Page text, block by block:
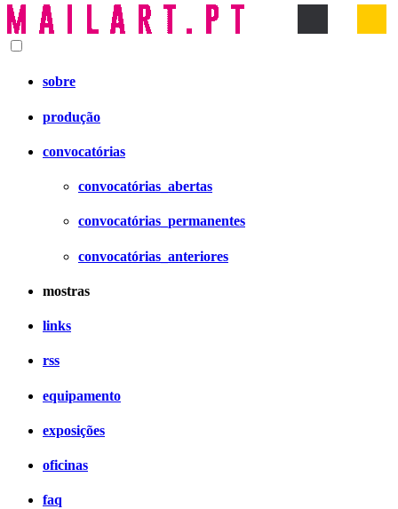
sobre
produção
convocatórias
convocatórias_abertas
convocatórias_permanentes
convocatórias_anteriores
mostras
links
rss
equipamento
exposições
oficinas
faq